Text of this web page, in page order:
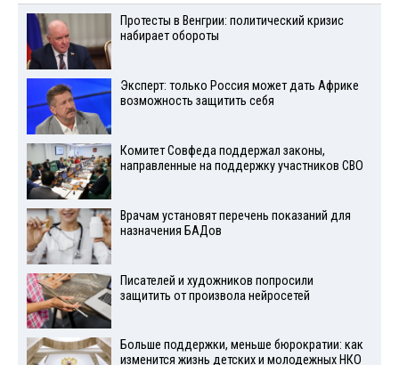
Протесты в Венгрии: политический кризис
набирает обороты
Эксперт: только Россия может дать Африке
возможность защитить себя
Комитет Совфеда поддержал законы,
направленные на поддержку участников СВО
Врачам установят перечень показаний для
назначения БАДов
Писателей и художников попросили
защитить от произвола нейросетей
Больше поддержки, меньше бюрократии: как
изменится жизнь детских и молодежных НКО